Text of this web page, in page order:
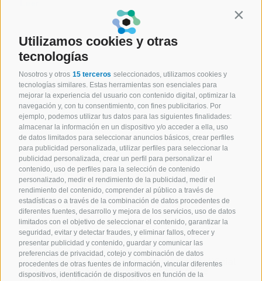
Utilizamos cookies y otras
tecnologías
Nosotros y otros 15 terceros seleccionados, utilizamos cookies y
tecnologías similares. Estas herramientas son esenciales para
mejorar la experiencia del usuario con contenido digital, optimizar la
navegación y, con tu consentimiento, con fines publicitarios. Por
ejemplo, podemos utilizar tus datos para las siguientes finalidades:
almacenar la información en un dispositivo y/o acceder a ella, uso
de datos limitados para seleccionar anuncios básicos, crear perfiles
para publicidad personalizada, utilizar perfiles para seleccionar la
publicidad personalizada, crear un perfil para personalizar el
contenido, uso de perfiles para la selección de contenido
personalizado, medir el rendimiento de la publicidad, medir el
rendimiento del contenido, comprender al público a través de
estadísticas o a través de la combinación de datos procedentes de
diferentes fuentes, desarrollo y mejora de los servicios, uso de datos
limitados con el objetivo de seleccionar el contenido, garantizar la
seguridad, evitar y detectar fraudes, y eliminar fallos, ofrecer y
presentar publicidad y contenido, guardar y comunicar las
preferencias de privacidad, cotejo y combinación de datos
procedentes de otras fuentes de información, vincular diferentes
dispositivos, identificación de dispositivos en función de la
NOTICIAS
26 Jun 2023
Expert.ai lanza una plataforma de IA para
potenciar la automatización en el sector
seguros
Leer
NOTICIAS
16 May 2023
Expert.ai lanza una nueva plataforma de
Inteligencia Artificial para biociencias
Leer
NOTICIAS
19 Abr 2023
BCC Banca Iccrea elige la Inteligencia Artificial
de expert.ai para apoyar los procesos de